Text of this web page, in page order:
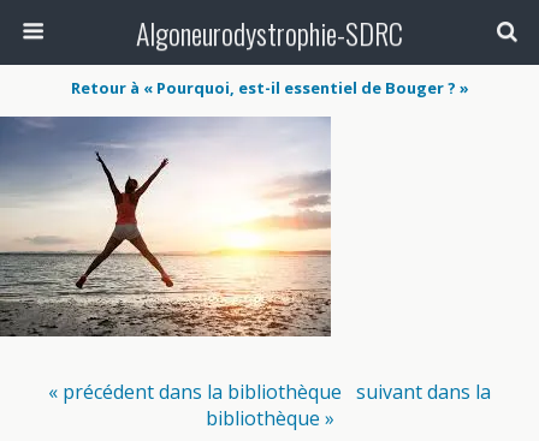
Algoneurodystrophie-SDRC
Retour à « Pourquoi, est-il essentiel de Bouger ? »
« précédent dans la bibliothèque suivant dans la
bibliothèque »